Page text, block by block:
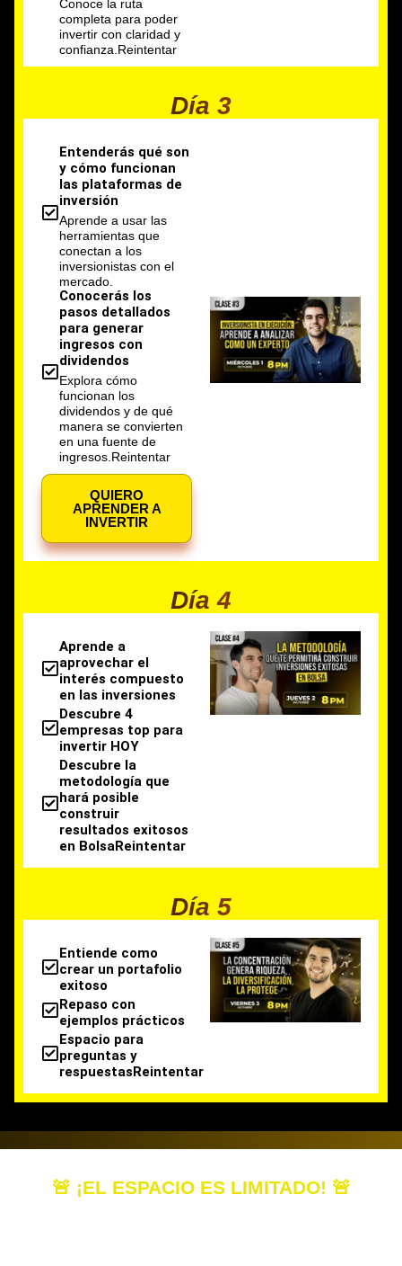
Conoce la ruta
completa para poder
invertir con claridad y
confianza.Reintentar
Día 3
Entenderás qué son
y cómo funcionan
las plataformas de
inversión
Aprende a usar las
herramientas que
conectan a los
inversionistas con el
mercado.
Conocerás los
pasos detallados
para generar
ingresos con
dividendos
Explora cómo
funcionan los
dividendos y de qué
manera se convierten
en una fuente de
ingresos.Reintentar
QUIERO
APRENDER A
INVERTIR
Día 4
Aprende a
aprovechar el
interés compuesto
en las inversiones
Descubre 4
empresas top para
invertir HOY
Descubre la
metodología que
hará posible
construir
resultados exitosos
en BolsaReintentar
Día 5
Entiende como
crear un portafolio
exitoso
Repaso con
ejemplos prácticos
Espacio para
preguntas y
respuestasReintentar
🚨 ¡EL ESPACIO ES LIMITADO! 🚨